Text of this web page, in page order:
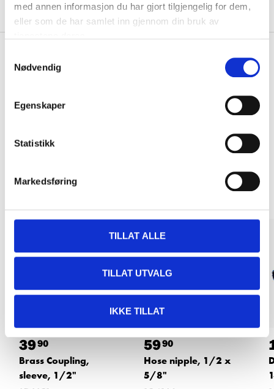
med annen informasjon du har gjort tilgjengelig for dem,
eller som de har samlet inn gjennom din bruk av
Nødvendig
Egenskaper
Statistikk
Markedsføring
TILLAT ALLE
TILLAT UTVALG
IKKE TILLAT
About the manufacturer
Other customers also bought
3990
Brass Coupling,
sleeve, 1/2"
5990
Hose nipple, 1/2 x
5/8"